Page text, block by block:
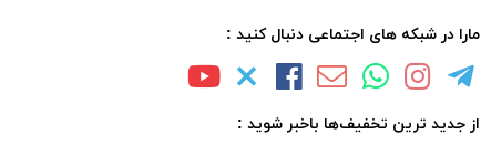
مارا در شبکه های اجتماعی دنبال کنید :
از جدید ترین تخفیف‌ها باخبر شوید :